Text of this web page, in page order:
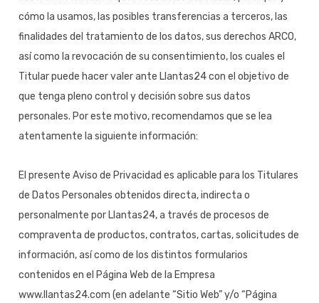
cómo la usamos, las posibles transferencias a terceros, las
finalidades del tratamiento de los datos, sus derechos ARCO,
así como la revocación de su consentimiento, los cuales el
Titular puede hacer valer ante Llantas24 con el objetivo de
que tenga pleno control y decisión sobre sus datos
personales. Por este motivo, recomendamos que se lea
atentamente la siguiente información:
El presente Aviso de Privacidad es aplicable para los Titulares
de Datos Personales obtenidos directa, indirecta o
personalmente por Llantas24, a través de procesos de
compraventa de productos, contratos, cartas, solicitudes de
información, así como de los distintos formularios
contenidos en el Página Web de la Empresa
www.llantas24.com (en adelante “Sitio Web” y/o “Página